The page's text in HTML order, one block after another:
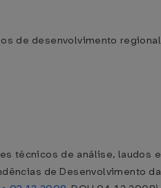
de desenvolvimento regional
técnicos de análise, laudos e
de Desenvolvimento da